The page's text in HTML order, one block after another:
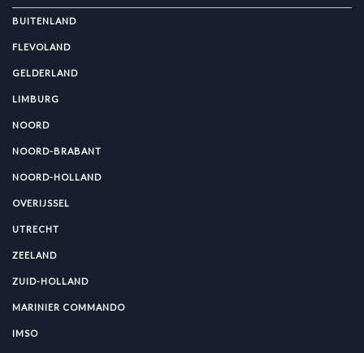
BUITENLAND
FLEVOLAND
GELDERLAND
LIMBURG
NOORD
NOORD-BRABANT
NOORD-HOLLAND
OVERIJSSEL
UTRECHT
ZEELAND
ZUID-HOLLAND
MARINIER COMMANDO
IMSO